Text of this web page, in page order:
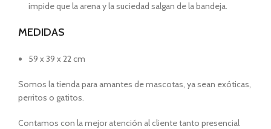
impide que la arena y la suciedad salgan de la bandeja.
MEDIDAS
59 x 39 x 22 cm
Somos la tienda para amantes de mascotas, ya sean exóticas,
perritos o gatitos.
Contamos con la mejor atención al cliente tanto presencial